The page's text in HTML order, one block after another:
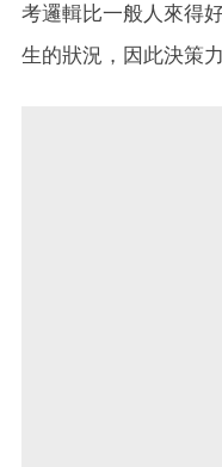
考邏輯比一般人來得
生的狀況，因此決策